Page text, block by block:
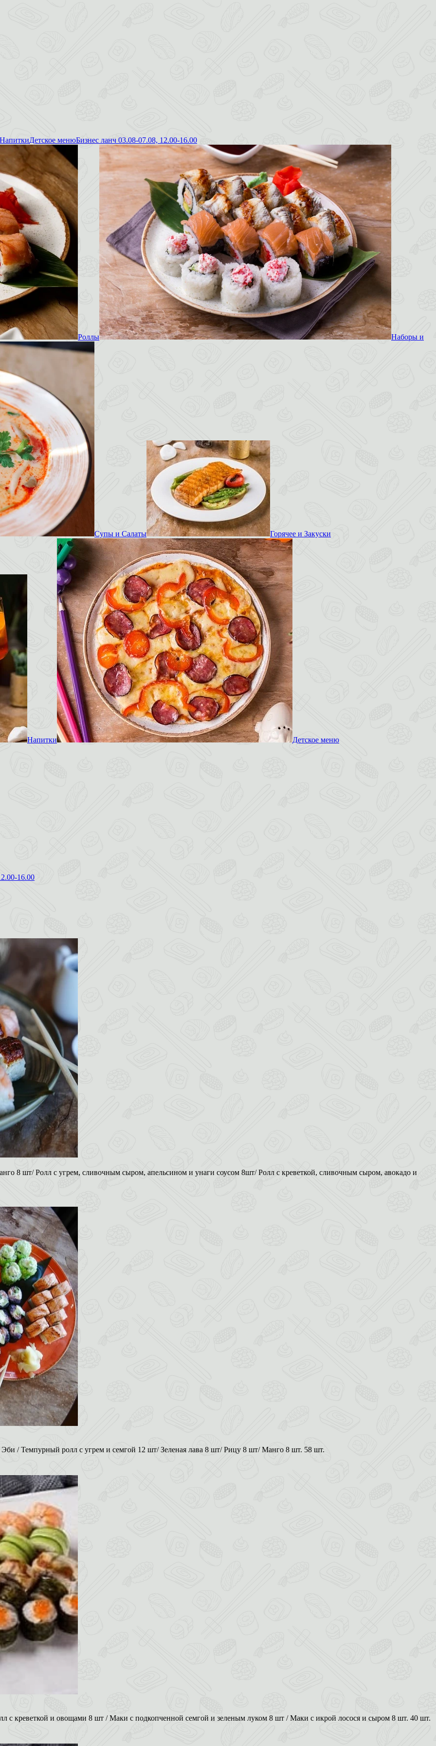
НапиткиДетское менюБизнес ланч 03.08-07.08, 12.00-16.00
Роллы Наборы и
Супы и Салаты Горячее и Закуски
Напитки Детское меню
16.00
8 шт/ Ролл с угрем, сливочным сыром, апельсином и унаги соусом 8шт/ Ролл с креветкой, сливочным сыром, авокадо и
/ Темпурный ролл с угрем и семгой 12 шт/ Зеленая лава 8 шт/ Рицу 8 шт/ Манго 8 шт. 58 шт.
креветкой и овощами 8 шт / Маки с подкопченной семгой и зеленым луком 8 шт / Маки с икрой лосося и сыром 8 шт. 40 шт.